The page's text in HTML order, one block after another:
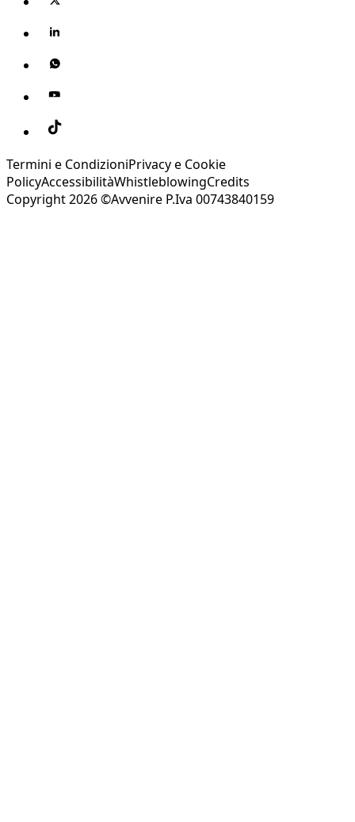
Termini e CondizioniPrivacy e Cookie
PolicyAccessibilitàWhistleblowingCredits
Copyright 2026 ©Avvenire P.Iva 00743840159